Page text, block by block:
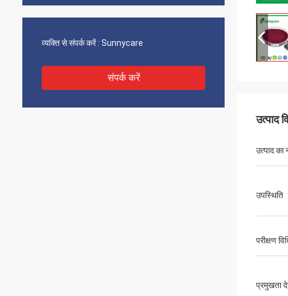
व्यक्ति से संपर्क करें : Sunnycare
संपर्क करें
उत्पाद
उत्पाद का
उपस्थिति
परीक्षण
प्रमुखता